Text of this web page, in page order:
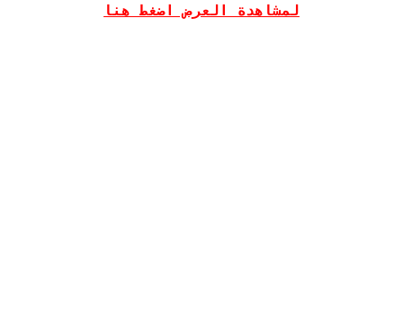
لمشاهدة العرض اضغط هنا